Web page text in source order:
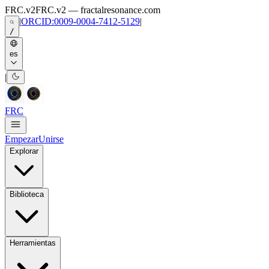
Skip to main content
FRC.v2FRC.v2 — fractalresonance.com
/
|ORCID:0009-0004-7412-5129|
es
|
FRC
EmpezarUnirse
Explorar
Biblioteca
Herramientas